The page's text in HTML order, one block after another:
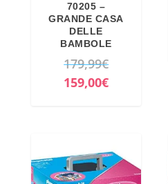
70205 –
GRANDE CASA
DELLE
BAMBOLE
179,99€I
l
z
z
159,00€I
e
z